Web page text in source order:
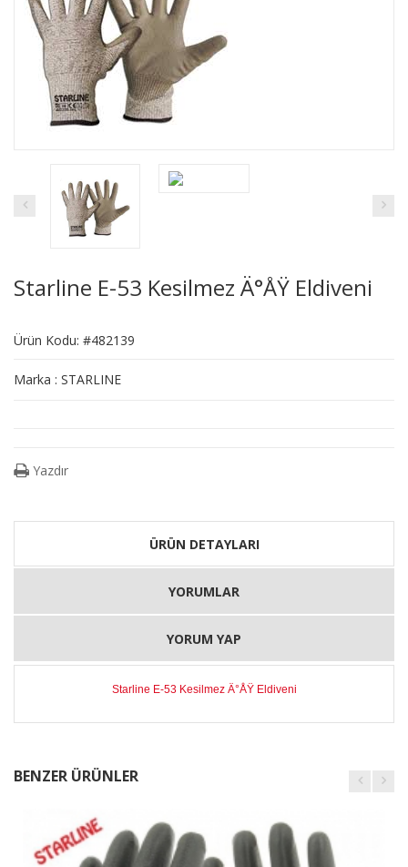
Starline E-53 Kesilmez Ä°ÅŸ Eldiveni
Ürün Kodu: #482139
Marka : STARLINE
Yazdır
ÜRÜN DETAYLARI
YORUMLAR
YORUM YAP
Starline E-53 Kesilmez Ä°ÅŸ Eldiveni
BENZER ÜRÜNLER